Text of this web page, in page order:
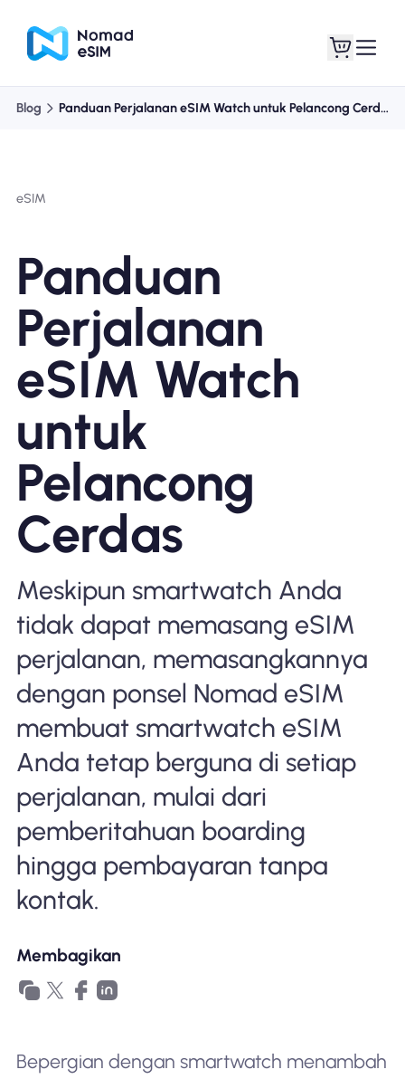
Tentang eSIM
Mengapa Nomad eSIM
Menggunakan eSIM
Untuk bisnis
Blog Panduan Perjalanan eSIM Watch untuk Pelancong Cerdas
eSIM
Panduan
Perjalanan
eSIM Watch
untuk
Pelancong
Cerdas
Meskipun smartwatch Anda
tidak dapat memasang eSIM
perjalanan, memasangkannya
dengan ponsel Nomad eSIM
membuat smartwatch eSIM
Anda tetap berguna di setiap
perjalanan, mulai dari
pemberitahuan boarding
hingga pembayaran tanpa
kontak.
Membagikan
Bepergian dengan smartwatch menambah